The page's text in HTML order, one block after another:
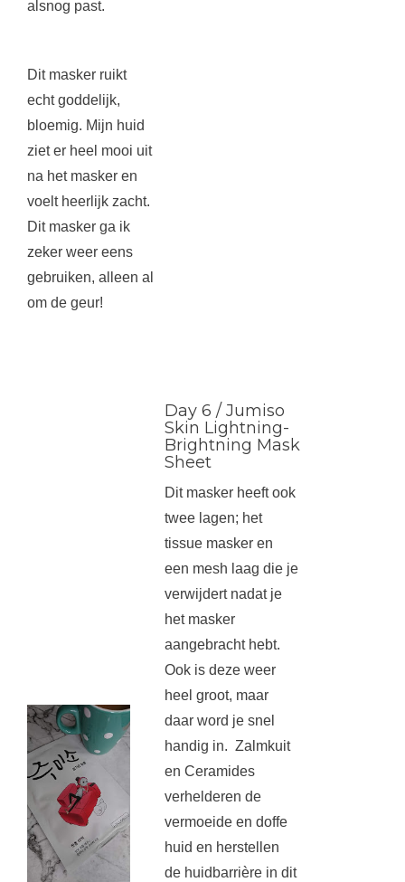
alsnog past.
Dit masker ruikt
echt goddelijk,
bloemig. Mijn huid
ziet er heel mooi uit
na het masker en
voelt heerlijk zacht.
Dit masker ga ik
zeker weer eens
gebruiken, alleen al
om de geur!
Day 6 / Jumiso
Skin Lightning-
Brightning Mask
Sheet
Dit masker heeft ook
twee lagen; het
tissue masker en
een mesh laag die je
verwijdert nadat je
het masker
aangebracht hebt.
Ook is deze weer
heel groot, maar
daar word je snel
handig in. Zalmkuit
en Ceramides
verhelderen de
vermoeide en doffe
huid en herstellen
de huidbarrière in dit